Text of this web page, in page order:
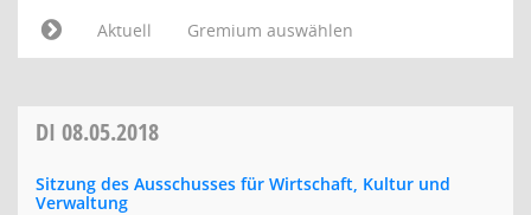
Aktuell
Gremium auswählen
DI 08.05.2018
Sitzung des Ausschusses für Wirtschaft, Kultur und
Verwaltung